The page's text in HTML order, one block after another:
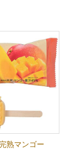
熟マンゴー